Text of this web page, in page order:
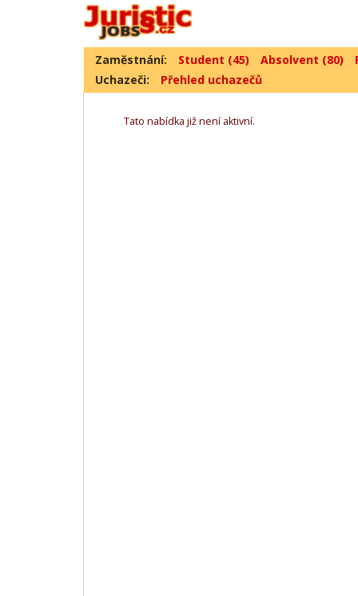
Zaměstnání: Student (45) Absolvent (80)
Uchazeči:
Přehled uchazečů
Tato nabídka již není aktivní.